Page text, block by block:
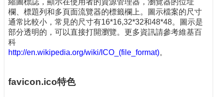
欄
縮圖標誌，顯示在使用者的資源管理器，瀏覽器的位址
欄、標題列和多頁面流覽器的標籤欄上。圖示檔案的尺寸
通常比較小，常見的尺寸有16*16,32*32和48*48。圖示是
部分透明的，可以直接打開瀏覽。更多資訊請參考維基百
科
http://en.wikipedia.org/wiki/ICO_(file_format)。
favicon.ico特色